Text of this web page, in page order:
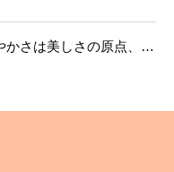
かさは美しさの原点、ハ